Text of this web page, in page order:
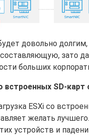
довольно
зато
больших
встроенных SD-карт
ESXi со
желать
устройств и